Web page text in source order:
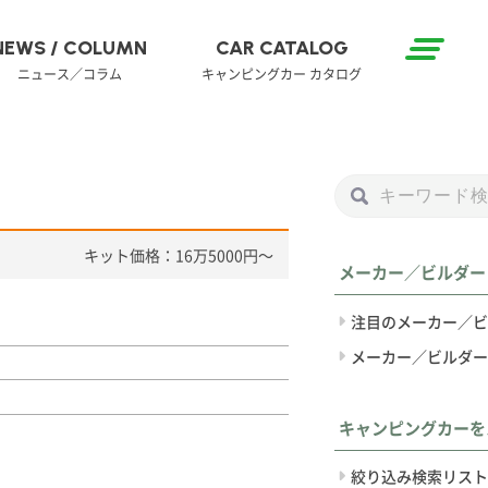
/ COLUMN
ニュース／コラム
CAR CATALOG
キャンピングカー カタログ
キット価格：16万5000円〜
メーカー／ビルダー
注目のメーカー／
メーカー／ビルダ
キャンピングカー
絞り込み検索リスト